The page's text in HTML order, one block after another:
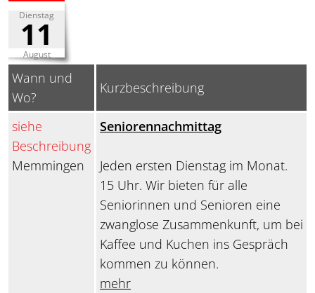
Dienstag
11
August
Wann und
Wo?
Kurzbeschreibung
siehe
Beschreibung
Memmingen
Seniorennachmittag
Jeden ersten Dienstag im Monat.
15 Uhr. Wir bieten für alle
Seniorinnen und Senioren eine
zwanglose Zusammenkunft, um bei
Kaffee und Kuchen ins Gespräch
kommen zu können.
mehr